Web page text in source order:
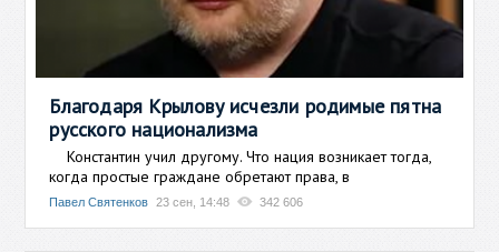
Благодаря Крылову исчезли родимые пятна
русского национализма
Константин учил другому. Что нация возникает тогда,
когда простые граждане обретают права, в
Павел Святенков 23 сен, 14:48 342 606